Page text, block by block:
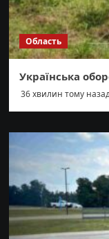
Область
Українська
36 хвилин тому